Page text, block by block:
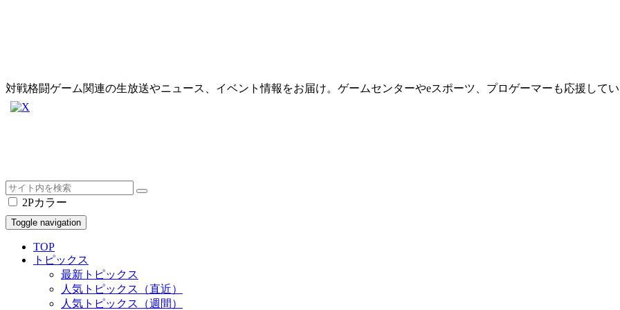
対戦格闘ゲーム関連の生放送やニュース、イベント情報をお届け。ゲームセンターやeスポーツ、プロゲーマーも応援して
2Pカラー
Toggle navigation
TOP
トピックス
最新トピックス
人気トピックス（直近）
人気トピックス（週間）